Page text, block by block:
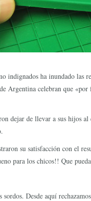
indignados ha inundado
Argentina celebran que
dejar de llevar a sus hijos
su satisfacción con el
para los chicos!! Que
Desde aquí